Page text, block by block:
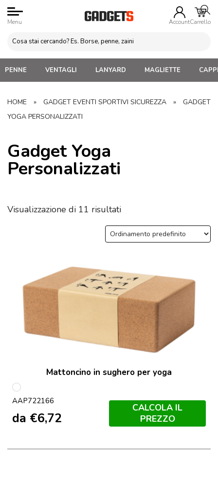
Menu AccountCarrello
PENNE VENTAGLI LANYARD MAGLIETTE
HOME » GADGET EVENTI SPORTIVI SICUREZZA »
GADGET
YOGA PERSONALIZZATI
Gadget Yoga
Personalizzati
Visualizzazione di 11 risultati
Mattoncino in sughero per yoga
multicolore
AAP722166
da €6,72
CALCOLA IL
PREZZO